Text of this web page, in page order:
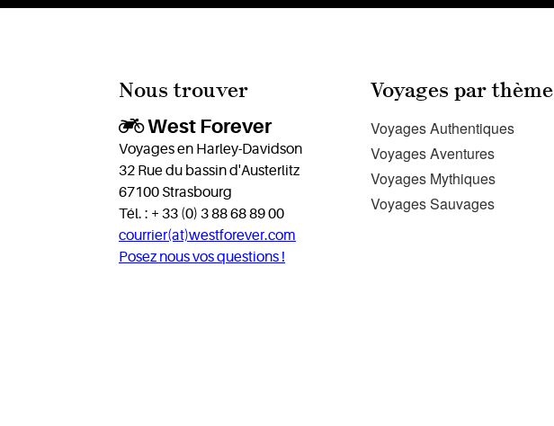
Nous trouver
West Forever
Voyages en Harley-Davidson
32 Rue du bassin d'Austerlitz
67100 Strasbourg
Tél. : + 33 (0) 3 88 68 89 00
courrier(at)westforever.com
Posez nous vos questions !
Voyages par thème
Voyages Authentiques
Voyages Aventures
Voyages Mythiques
Voyages Sauvages